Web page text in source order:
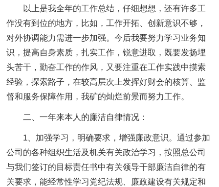
以上是我全年的工作总结，仔细想想，还有许多工
作没有到位的地方，比如，工作开拓、创新意识不够，
对外协调能力需进一步加强。今后我要努力学习业务知
识，提高自身素质，扎实工作，锐意进取，既要发扬埋
头苦干，勤奋工作的作风，又要注重在工作实践中摸索
经验，探索路子，在较高层次上发挥好财会的核算、监
督和服务保障作用，我矿的灿烂前景而努力工作。
二、一年来本人的廉洁自律情况：
1、加强学习，明确要求，增强廉政意识。通过参加
公司的各种组织生活及机关有关政治学习，按照总公司
与我们签订的目标责任书中有关领导干部廉洁自律的有
关要求，能经常性学习党纪法规、廉政建设有关规定和